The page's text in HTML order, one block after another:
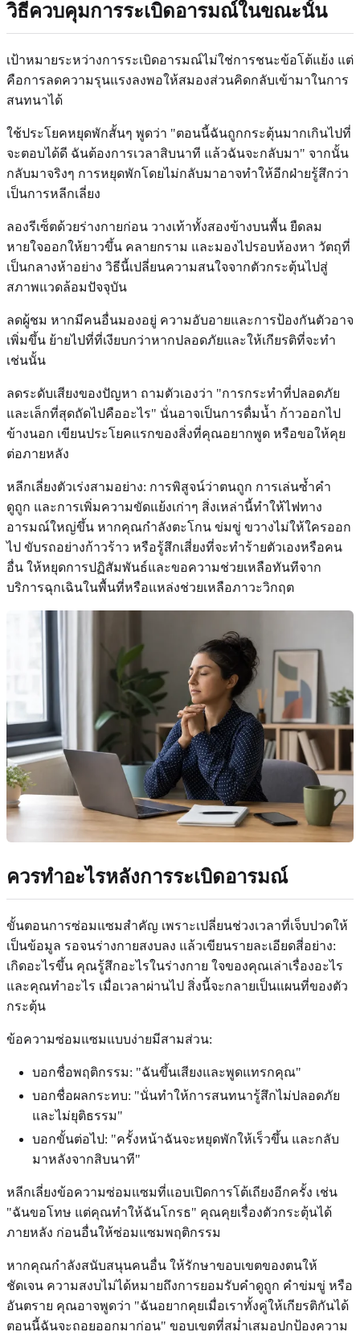
วิธีควบคุมการระเบิดอารมณ์ในขณะนั้น
เป้าหมายระหว่างการระเบิดอารมณ์ไม่ใช่การชนะข้อโต้แย้ง แต่
คือการลดความรุนแรงลงพอให้สมองส่วนคิดกลับเข้ามาในการ
สนทนาได้
ใช้ประโยคหยุดพักสั้นๆ พูดว่า "ตอนนี้ฉันถูกกระตุ้นมากเกินไปที่
จะตอบได้ดี ฉันต้องการเวลาสิบนาที แล้วฉันจะกลับมา" จากนั้น
กลับมาจริงๆ การหยุดพักโดยไม่กลับมาอาจทำให้อีกฝ่ายรู้สึกว่า
เป็นการหลีกเลี่ยง
ลองรีเซ็ตด้วยร่างกายก่อน วางเท้าทั้งสองข้างบนพื้น ยืดลม
หายใจออกให้ยาวขึ้น คลายกราม และมองไปรอบห้องหา วัตถุที่
เป็นกลางห้าอย่าง วิธีนี้เปลี่ยนความสนใจจากตัวกระตุ้นไปสู่
สภาพแวดล้อมปัจจุบัน
ลดผู้ชม หากมีคนอื่นมองอยู่ ความอับอายและการป้องกันตัวอาจ
เพิ่มขึ้น ย้ายไปที่ที่เงียบกว่าหากปลอดภัยและให้เกียรติที่จะทำ
เช่นนั้น
ลดระดับเสียงของปัญหา ถามตัวเองว่า "การกระทำที่ปลอดภัย
และเล็กที่สุดถัดไปคืออะไร" นั่นอาจเป็นการดื่มน้ำ ก้าวออกไป
ข้างนอก เขียนประโยคแรกของสิ่งที่คุณอยากพูด หรือขอให้คุย
ต่อภายหลัง
หลีกเลี่ยงตัวเร่งสามอย่าง: การพิสูจน์ว่าตนถูก การเล่นซ้ำคำ
ดูถูก และการเพิ่มความขัดแย้งเก่าๆ สิ่งเหล่านี้ทำให้ไฟทาง
อารมณ์ใหญ่ขึ้น หากคุณกำลังตะโกน ข่มขู่ ขวางไม่ให้ใครออก
ไป ขับรถอย่างก้าวร้าว หรือรู้สึกเสี่ยงที่จะทำร้ายตัวเองหรือคน
อื่น ให้หยุดการปฏิสัมพันธ์และขอความช่วยเหลือทันทีจาก
บริการฉุกเฉินในพื้นที่หรือแหล่งช่วยเหลือภาวะวิกฤต
ควรทำอะไรหลังการระเบิดอารมณ์
ขั้นตอนการซ่อมแซมสำคัญ เพราะเปลี่ยนช่วงเวลาที่เจ็บปวดให้
เป็นข้อมูล รอจนร่างกายสงบลง แล้วเขียนรายละเอียดสี่อย่าง:
เกิดอะไรขึ้น คุณรู้สึกอะไรในร่างกาย ใจของคุณเล่าเรื่องอะไร
และคุณทำอะไร เมื่อเวลาผ่านไป สิ่งนี้จะกลายเป็นแผนที่ของตัว
กระตุ้น
ข้อความซ่อมแซมแบบง่ายมีสามส่วน:
บอกชื่อพฤติกรรม: "ฉันขึ้นเสียงและพูดแทรกคุณ"
บอกชื่อผลกระทบ: "นั่นทำให้การสนทนารู้สึกไม่ปลอดภัย
และไม่ยุติธรรม"
บอกขั้นต่อไป: "ครั้งหน้าฉันจะหยุดพักให้เร็วขึ้น และกลับ
มาหลังจากสิบนาที"
หลีกเลี่ยงข้อความซ่อมแซมที่แอบเปิดการโต้เถียงอีกครั้ง เช่น
"ฉันขอโทษ แต่คุณทำให้ฉันโกรธ" คุณคุยเรื่องตัวกระตุ้นได้
ภายหลัง ก่อนอื่นให้ซ่อมแซมพฤติกรรม
หากคุณกำลังสนับสนุนคนอื่น ให้รักษาขอบเขตของตนให้
ชัดเจน ความสงบไม่ได้หมายถึงการยอมรับคำดูถูก คำข่มขู่ หรือ
อันตราย คุณอาจพูดว่า "ฉันอยากคุยเมื่อเราทั้งคู่ให้เกียรติกันได้
ตอนนี้ฉันจะถอยออกมาก่อน" ขอบเขตที่สม่ำเสมอปกป้องความ